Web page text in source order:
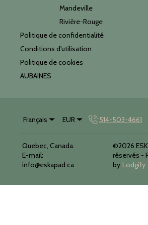
Mandeville
Rivière-Rouge
Politique de confidentialité
Conditions d'utilisation
Politique de cookies
AUBAINES
Français EUR 514-503-4661
Quebec, Canada.
E-mail:
info@eskapad.ca
©2026
réservés -
by Lodgify